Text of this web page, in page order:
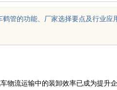
鹤管的功能、厂家选择要点及行业
物流运输中的装卸效率已成为提升
时代的利器